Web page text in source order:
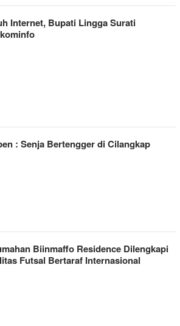
Internet, Bupati Lingga Surati
: Senja Bertengger di Cilangkap
Biinmaffo Residence Dilengkapi
Futsal Bertaraf Internasional